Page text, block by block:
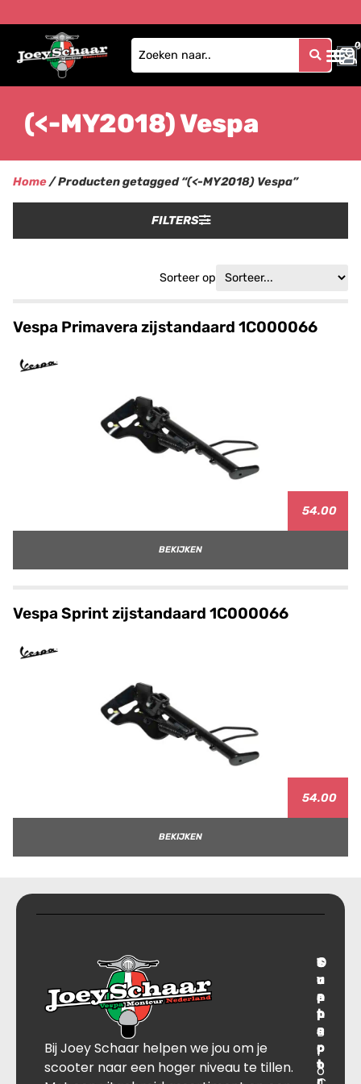
0
0
(<-MY2018) Vespa
Home/ Producten getagged “(<-MY2018) Vespa”
FILTERS
Sorteer op
Vespa Primavera zijstandaard 1C000066
54.00
BEKIJKEN
Vespa Sprint zijstandaard 1C000066
54.00
BEKIJKEN
Bij Joey Schaar helpen we jou om je
scooter naar een hoger niveau te tillen.
T
r
a
n
s
p
o
O
v
e
r
B
l
o
S
u
p
p
o
r
t
C
o
n
t
a
c
t